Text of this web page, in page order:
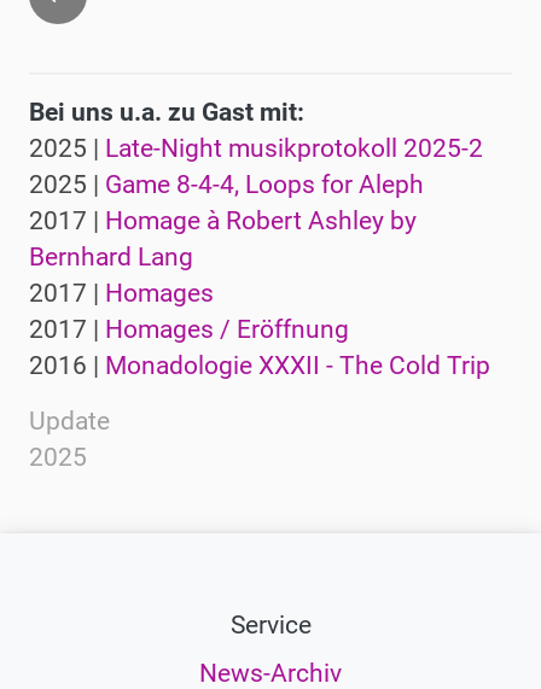
Bei uns u.a. zu Gast mit:
2025 | Late-Night musikprotokoll 2025-2
2025 | Game 8-4-4, Loops for Aleph
2017 | Homage à Robert Ashley by
Bernhard Lang
2017 | Homages
2017 | Homages / Eröffnung
2016 | Monadologie XXXII - The Cold Trip
Update
2025
Service
News-Archiv